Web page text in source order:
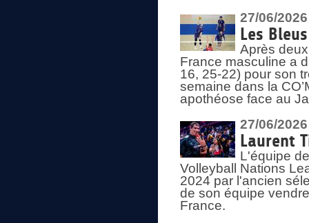
27/06/2026
Les
Après
France masculine a
16, 25-22) pour son
semaine dans la
apothéose face au
27/06/2026
Laurent
L'équipe
Volleyball Nations
2024 par l'ancien
de son équipe
France.